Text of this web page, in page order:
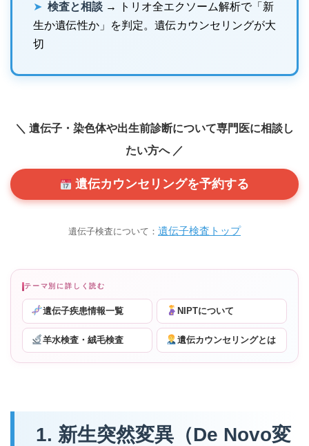
➤ 検査と相談 → トリオ全エクソーム解析で「新
生か遺伝性か」を判定。遺伝カウンセリングが大
切
＼ 遺伝子・染色体や出生前診断について専門医に相談し
たい方へ ／
遺伝カウンセリングを予約する
遺伝子検査について： 遺伝子検査トップ
テーマ別に詳しく読む
遺伝子疾患情報一覧 NIPTについて
羊水検査・絨毛検査 遺伝カウンセリングとは
1. 新生突然変異（De Novo変